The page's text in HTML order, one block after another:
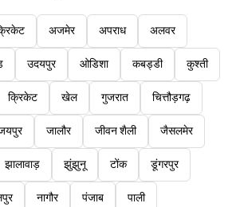
अजमेर अपराध अलवर
उदयपुर ओडिशा कबड्डी कुश्ती
क्रिकेट खेल गुजरात चित्तौड़गढ़
जालौर जीवन शैली जैसलमेर
झालावाड़ झुंझुनू टोंक डूंगरपुर
नागौर पंजाब पाली